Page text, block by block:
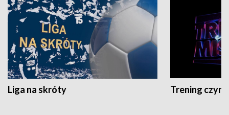
Liga na skróty Trening czyni